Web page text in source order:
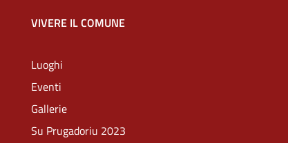
VIVERE IL COMUNE
Luoghi
Eventi
Gallerie
Su Prugadoriu 2023